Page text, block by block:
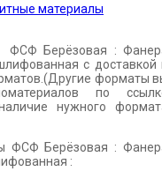
материалы
ФСФ Берёзовая :
с доставкой
форматы
по
нужного
ФСФ Берёзовая :
: